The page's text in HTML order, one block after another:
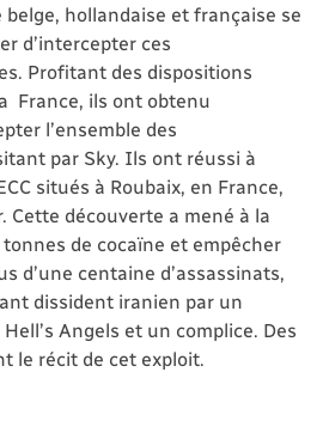
belge, hollandaise et française se
d’intercepter ces
Profitant des dispositions
France, ils ont obtenu
l’ensemble des
par Sky. Ils ont réussi à
situés à Roubaix, en France,
Cette découverte a mené à la
de cocaïne et empêcher
d’une centaine d’assassinats,
dissident iranien par un
Angels et un complice. Des
le récit de cet exploit.